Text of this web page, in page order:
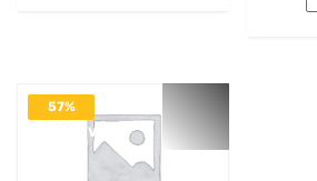
57%
DESACTIVADO